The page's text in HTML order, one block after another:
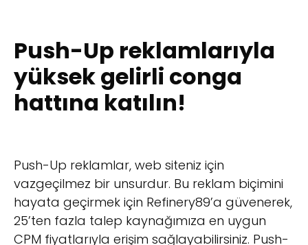
Push-Up reklamlarıyla
yüksek gelirli conga
hattına katılın!
Push-Up reklamlar, web siteniz için
vazgeçilmez bir unsurdur. Bu reklam biçimini
hayata geçirmek için Refinery89’a güvenerek,
25’ten fazla talep kaynağımıza en uygun
CPM fiyatlarıyla erişim sağlayabilirsiniz. Push-